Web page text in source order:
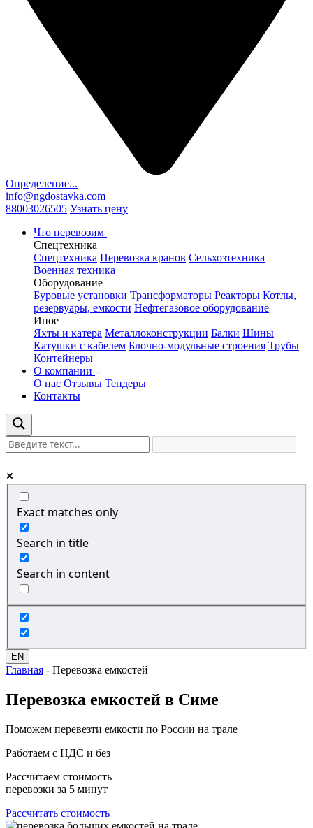
Определение...
info@ngdostavka.com
88003026505 Узнать цену
Что перевозим
Спецтехника
Спецтехника Перевозка кранов Сельхозтехника
Военная техника
Оборудование
Буровые установки Трансформаторы Реакторы Котлы,
резервуары, емкости Нефтегазовое оборудование
Иное
Яхты и катера Металлоконструкции Балки Шины
Катушки с кабелем Блочно-модульные строения Трубы
Контейнеры
О компании
О нас Отзывы Тендеры
Контакты
Exact matches only
Search in title
Search in content
EN
Главная - Перевозка емкостей
Перевозка емкостей в Симе
Поможем перевезти емкости по России на трале
Работаем с НДС и без
Рассчитаем стоимость
перевозки за 5 минут
Рассчитать стоимость